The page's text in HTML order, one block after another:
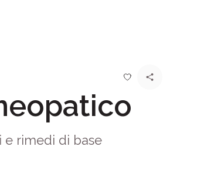
e rimedi di base